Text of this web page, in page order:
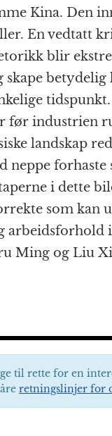
Kina. Den
En vedtatt
blir
skape
før industrien
landskap
neppe forhaste
i dette
som kan
arbeidsforhold
Ming og Liu
til rette for en
retningslinjer for